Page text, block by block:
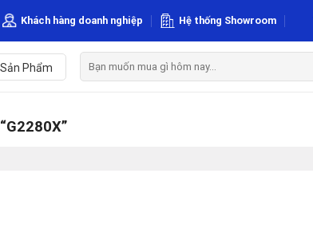
Khách hàng doanh nghiệp Hệ thống Showroom
Phẩm
kiếm: